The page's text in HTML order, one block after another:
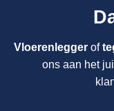
Vloerenleggerof
ons aan het